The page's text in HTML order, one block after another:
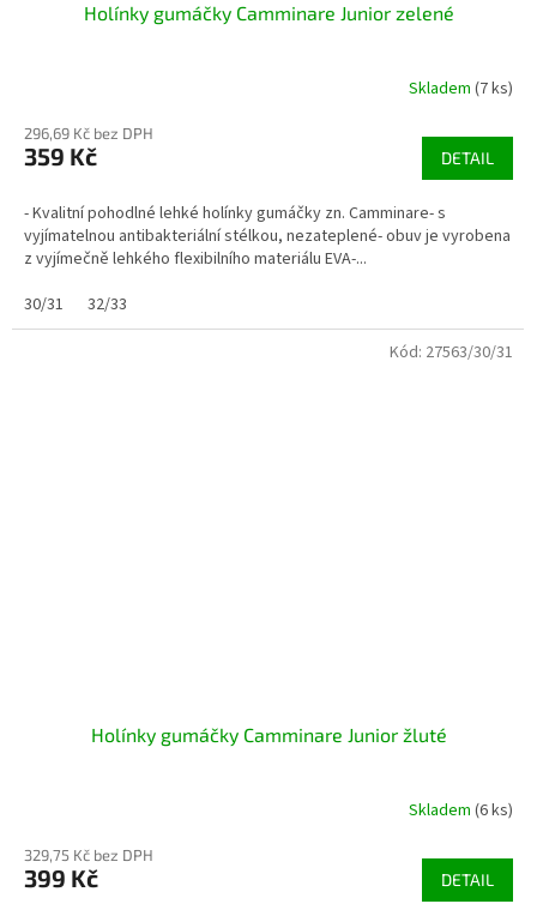
Holínky gumáčky Camminare Junior zelené
Skladem (7 ks)
296,69 Kč bez DPH
359 Kč DETAIL
- Kvalitní pohodlné lehké holínky gumáčky zn. Camminare- s
vyjímatelnou antibakteriální stélkou, nezateplené- obuv je vyrobena
z vyjímečně lehkého flexibilního materiálu EVA-...
30/31
32/33
Holínky gumáčky Camminare Junior žluté
Skladem (6 ks)
329,75 Kč bez DPH
399 Kč DETAIL
Kód: 27563/30/31